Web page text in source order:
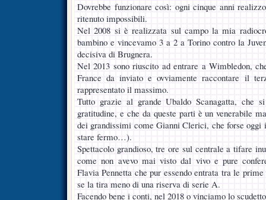
Dovrebbe funzionare così: ogni cinque anni
ritenuto impossibili.
Nel 2008 si è realizzata sul campo la mia
bambino e vincevamo 3 a 2 a Torino contro la
decisiva di Brugnera.
Nel 2013 sono riuscito ad entrare a Wimbledon,
France da inviato e ovviamente raccontare il
rappresentato il massimo.
Tutto grazie al grande Ubaldo Scanagatta, che
gratitudine, e che da queste parti è un venerabile
dei grandissimi come Gianni Clerici, che forse
stare fermo…).
Spettacolo grandioso, tre ore sul centrale a tifare
come non avevo mai visto dal vivo e pure
Flavia Pennetta che pur essendo entrata tra le
se la tira meno di una riserva di serie A.
Facendo bene i conti, nel 2018 o vinciamo lo